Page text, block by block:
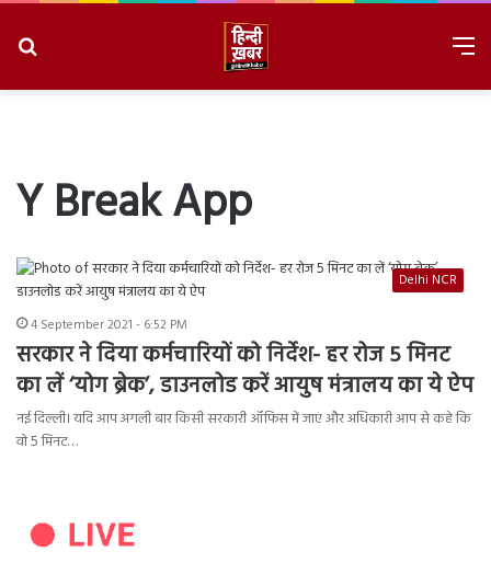
Y Break App
Delhi NCR
4 September 2021 - 6:52 PM
सरकार ने दिया कर्मचारियों को निर्देश- हर रोज 5 मिनट
का लें ‘योग ब्रेक’, डाउनलोड करें आयुष मंत्रालय का ये ऐप
नई दिल्ली। यदि आप अगली बार किसी सरकारी ऑफिस में जाएं और अधिकारी आप से कहे कि
वो 5 मिनट…